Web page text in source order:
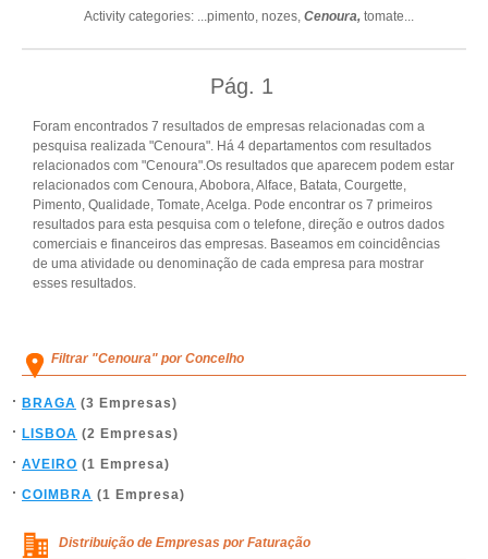
Activity categories: ...pimento, nozes, Cenoura, tomate...
Pág. 1
Foram encontrados 7 resultados de empresas relacionadas com a
pesquisa realizada "Cenoura". Há 4 departamentos com resultados
relacionados com "Cenoura".Os resultados que aparecem podem estar
relacionados com Cenoura, Abobora, Alface, Batata, Courgette,
Pimento, Qualidade, Tomate, Acelga. Pode encontrar os 7 primeiros
resultados para esta pesquisa com o telefone, direção e outros dados
comerciais e financeiros das empresas. Baseamos em coincidências
de uma atividade ou denominação de cada empresa para mostrar
esses resultados.
Filtrar "Cenoura" por Concelho
BRAGA (3 Empresas)
LISBOA (2 Empresas)
AVEIRO (1 Empresa)
COIMBRA (1 Empresa)
Distribuição de Empresas por Faturação